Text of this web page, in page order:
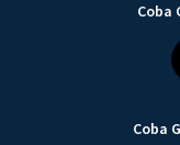
Coba
Coba